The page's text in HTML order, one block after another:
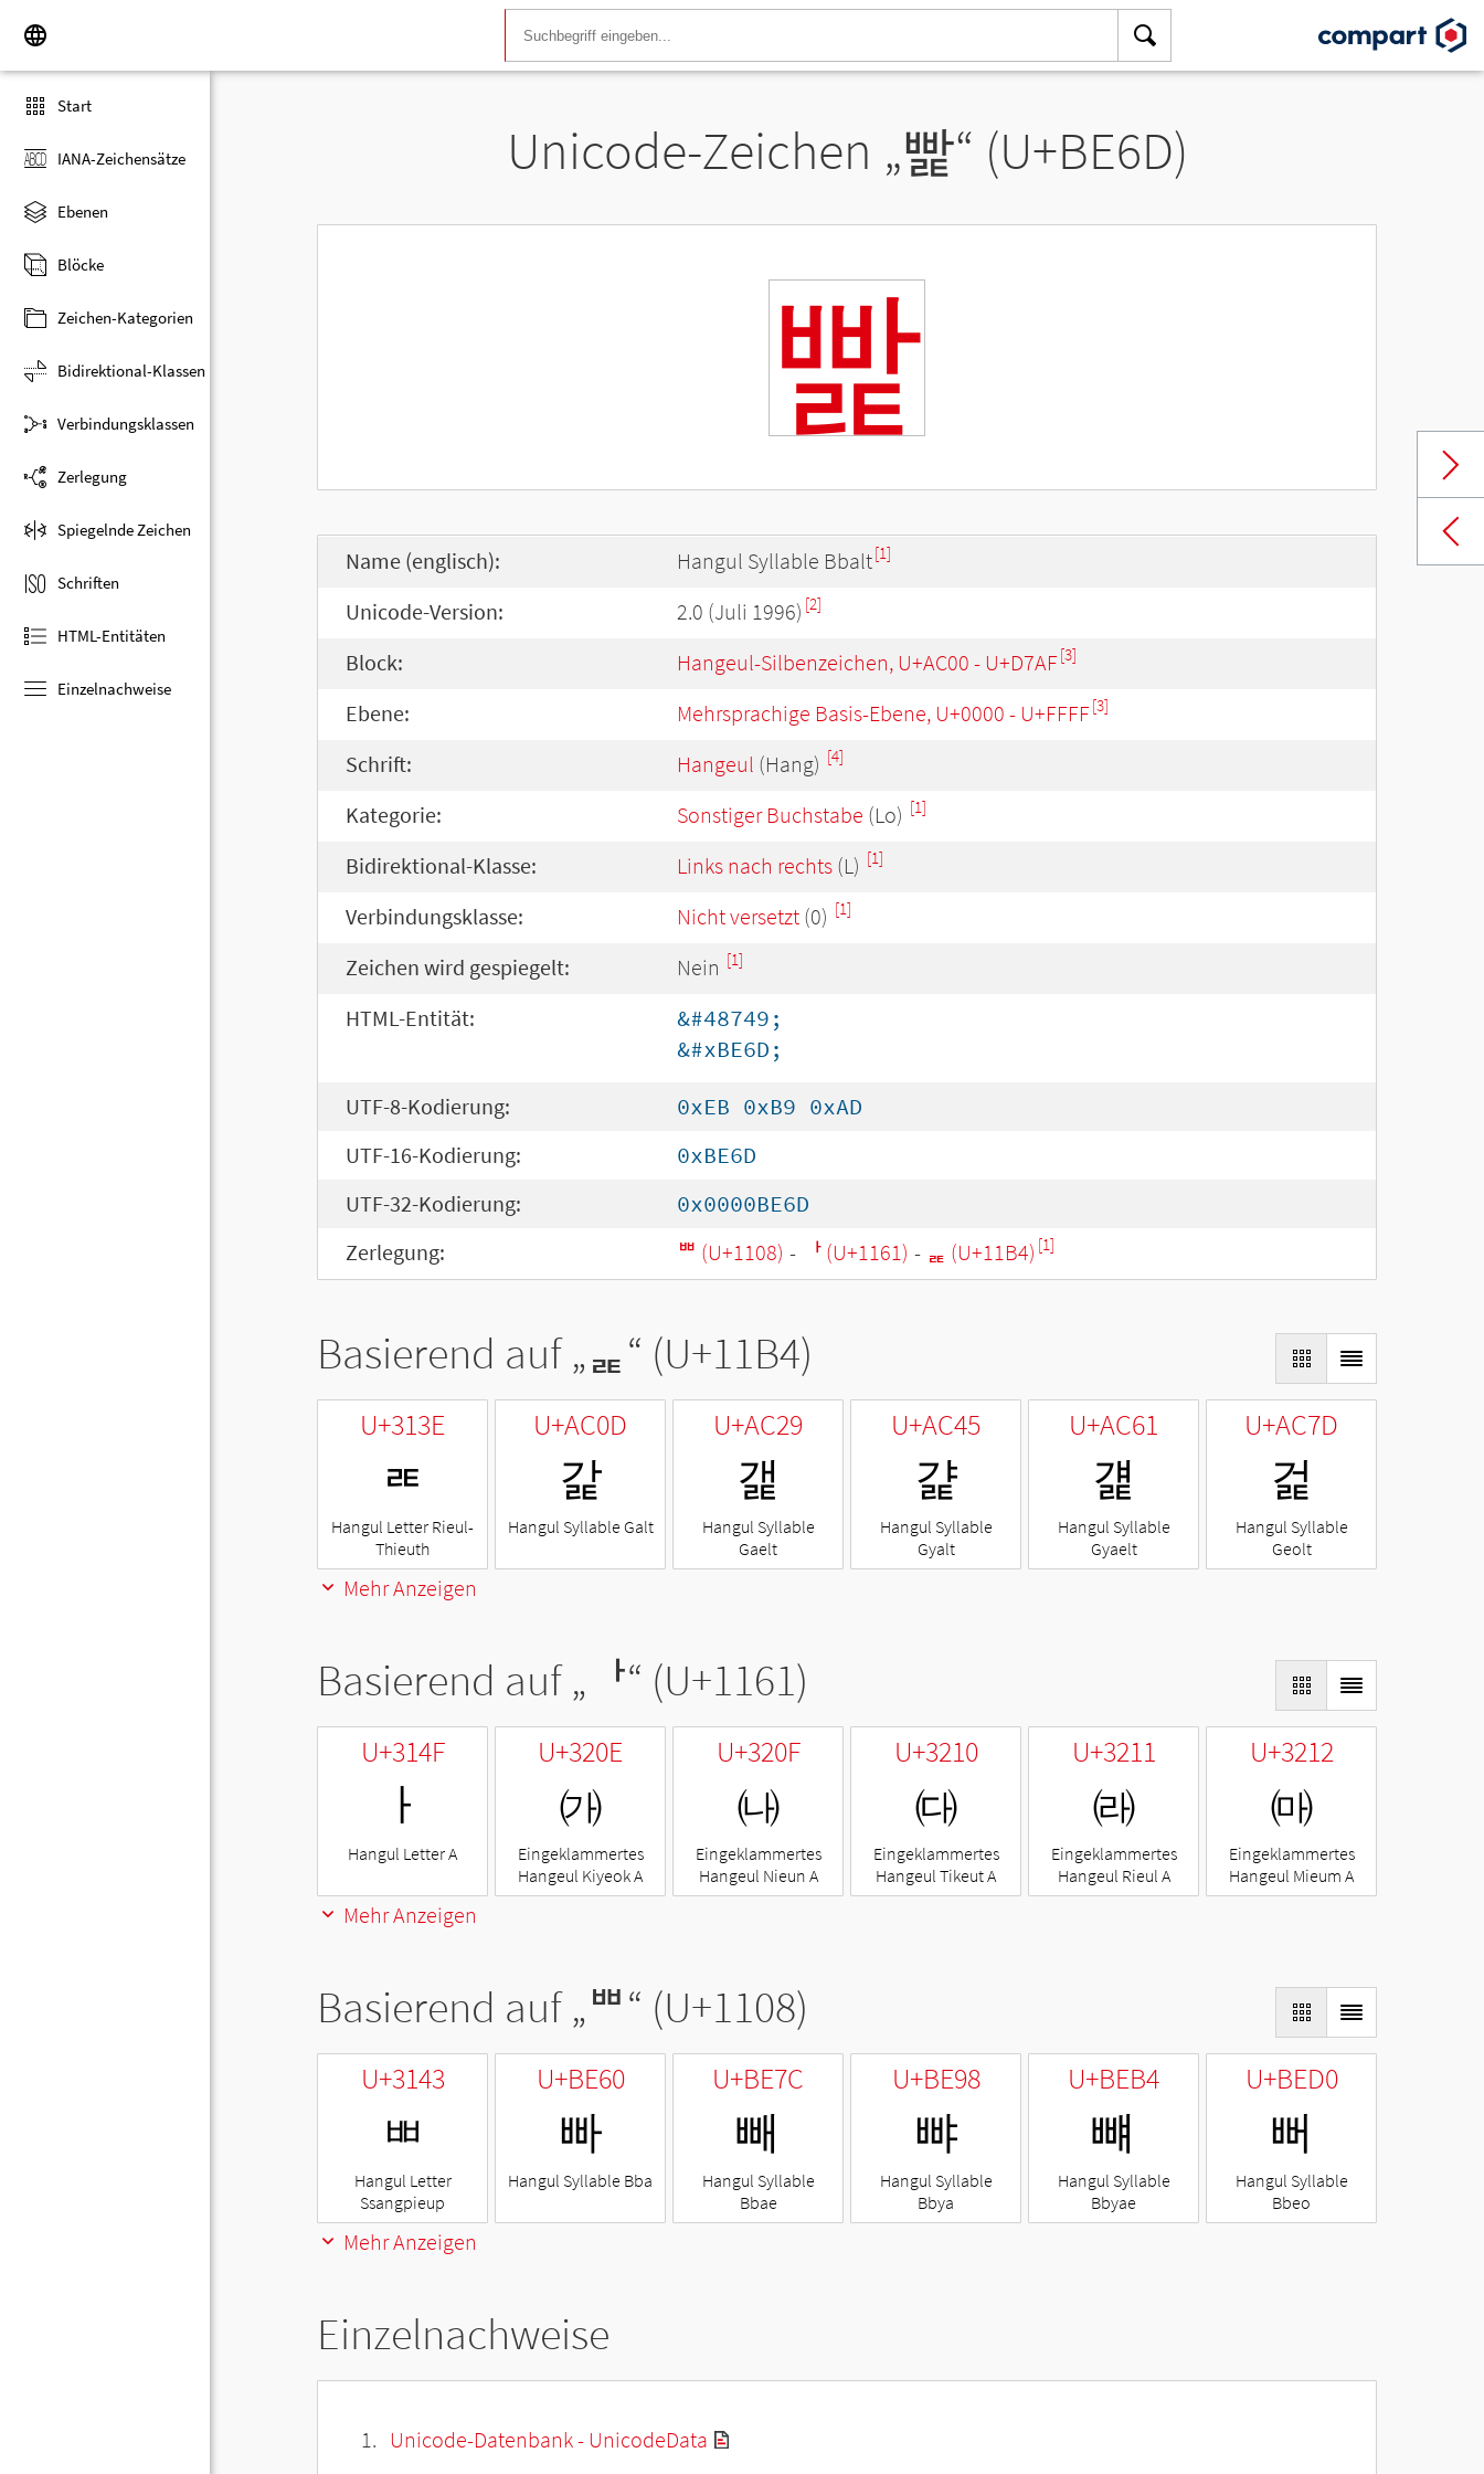
Start
IANA-Zeichensätze
Ebenen
Blöcke
Zeichen-Kategorien
Bidirektional-Klassen
Verbindungsklassen
Zerlegung
Spiegelnde Zeichen
Schriften
HTML-Entitäten
Einzelnachweise
Unicode-Zeichen „빭“ (U+BE6D)
빭
Name (englisch): Hangul Syllable Bbalt[1]
Unicode-Version: 2.0 (Juli 1996) [2]
Block: Hangeul-Silbenzeichen, U+AC00 - U+D7AF[3]
Ebene: Mehrsprachige Basis-Ebene, U+0000 - U+FFFF[3]
Schrift: Hangeul (Hang) [4]
Kategorie: Sonstiger Buchstabe (Lo) [1]
Bidirektional-Klasse: Links nach rechts (L) [1]
Verbindungsklasse: Nicht versetzt (0) [1]
Zeichen wird gespiegelt: Nein [1]
HTML-Entität:
&#48749;
&#xBE6D;
UTF-8-Kodierung:
0xEB 0xB9 0xAD
UTF-16-Kodierung:
0xBE6D
UTF-32-Kodierung:
0x0000BE6D
Zerlegung:
ᄈ (U+1108) - ᅡ (U+1161) - ᆴ (U+11B4) [1]
Basierend auf „ᆴ“ (U+11B4)
U+313E
ㄾ
Hangul Letter Rieul-
Thieuth
U+AC0D
갍
Hangul Syllable Galt
U+AC29
갩
Hangul Syllable
Gaelt
U+AC45
걅
Hangul Syllable
Gyalt
U+AC61
걡
Hangul Syllable
Gyaelt
U+AC7D
걽
Hangul Syllable
Geolt
Mehr Anzeigen
Basierend auf „ ᅡ“ (U+1161)
U+314F
ㅏ
Hangul Letter A
U+320E
㈎
Eingeklammertes
Hangeul Kiyeok A
U+320F
㈏
Eingeklammertes
Hangeul Nieun A
U+3210
㈐
Eingeklammertes
Hangeul Tikeut A
U+3211
㈑
Eingeklammertes
Hangeul Rieul A
U+3212
㈒
Eingeklammertes
Hangeul Mieum A
Mehr Anzeigen
Basierend auf „ᄈ“ (U+1108)
U+3143
ㅃ
Hangul Letter
Ssangpieup
U+BE60
빠
Hangul Syllable Bba
U+BE7C
빼
Hangul Syllable
Bbae
U+BE98
뺘
Hangul Syllable
Bbya
U+BEB4
뺴
Hangul Syllable
Bbyae
U+BED0
뻐
Hangul Syllable
Bbeo
Mehr Anzeigen
Einzelnachweise
Unicode-Datenbank - UnicodeData